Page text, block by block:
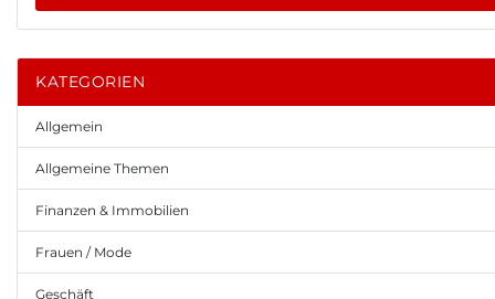
KATEGORIEN
Allgemein
Allgemeine Themen
Finanzen & Immobilien
Frauen / Mode
Geschäft